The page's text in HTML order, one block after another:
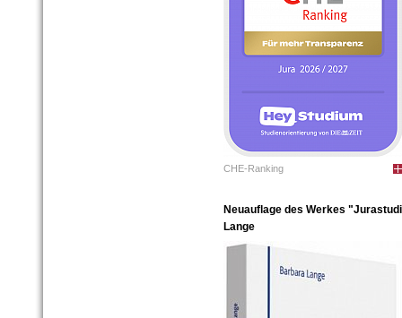
CHE-Ranking
Neuauflage des Werkes
Lange